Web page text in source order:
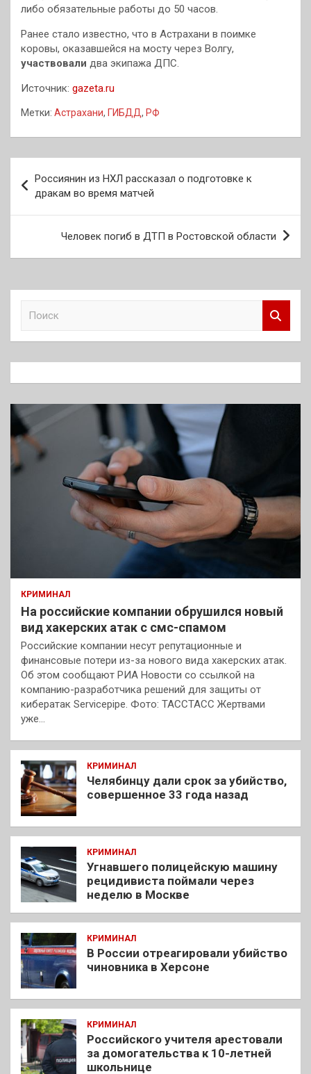
либо обязательные работы до 50 часов.
Ранее стало известно, что в Астрахани в поимке
коровы, оказавшейся на мосту через Волгу,
участвовали два экипажа ДПС.
Источник: gazeta.ru
Метки: Астрахани, ГИБДД , РФ
по
записям
Россиянин из НХЛ рассказал о подготовке к
дракам во время матчей
Человек погиб в ДТП в Ростовской области
к
КРИМИНАЛ
На российские компании обрушился новый
вид хакерских атак с смс-спамом
Российские компании несут репутационные и
финансовые потери из-за нового вида хакерских атак.
Об этом сообщают РИА Новости со ссылкой на
компанию-разработчика решений для защиты от
кибератак Servicepipe. Фото: ТАССТАСС Жертвами
уже…
КРИМИНАЛ
Челябинцу дали срок за убийство,
совершенное 33 года назад
КРИМИНАЛ
Угнавшего полицейскую машину
рецидивиста поймали через
неделю в Москве
КРИМИНАЛ
В России отреагировали убийство
чиновника в Херсоне
КРИМИНАЛ
Российского учителя арестовали
за домогательства к 10-летней
школьнице